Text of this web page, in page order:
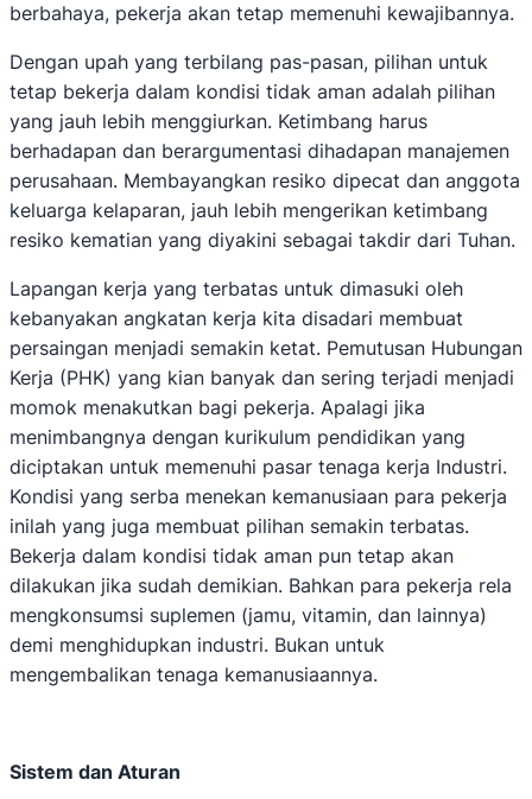
berbahaya, pekerja akan tetap memenuhi kewajibannya.
Dengan upah yang terbilang pas-pasan, pilihan untuk
tetap bekerja dalam kondisi tidak aman adalah pilihan
yang jauh lebih menggiurkan. Ketimbang harus
berhadapan dan berargumentasi dihadapan manajemen
perusahaan. Membayangkan resiko dipecat dan anggota
keluarga kelaparan, jauh lebih mengerikan ketimbang
resiko kematian yang diyakini sebagai takdir dari Tuhan.
Lapangan kerja yang terbatas untuk dimasuki oleh
kebanyakan angkatan kerja kita disadari membuat
persaingan menjadi semakin ketat. Pemutusan Hubungan
Kerja (PHK) yang kian banyak dan sering terjadi menjadi
momok menakutkan bagi pekerja. Apalagi jika
menimbangnya dengan kurikulum pendidikan yang
diciptakan untuk memenuhi pasar tenaga kerja Industri.
Kondisi yang serba menekan kemanusiaan para pekerja
inilah yang juga membuat pilihan semakin terbatas.
Bekerja dalam kondisi tidak aman pun tetap akan
dilakukan jika sudah demikian. Bahkan para pekerja rela
mengkonsumsi suplemen (jamu, vitamin, dan lainnya)
demi menghidupkan industri. Bukan untuk
mengembalikan tenaga kemanusiaannya.
Sistem dan Aturan